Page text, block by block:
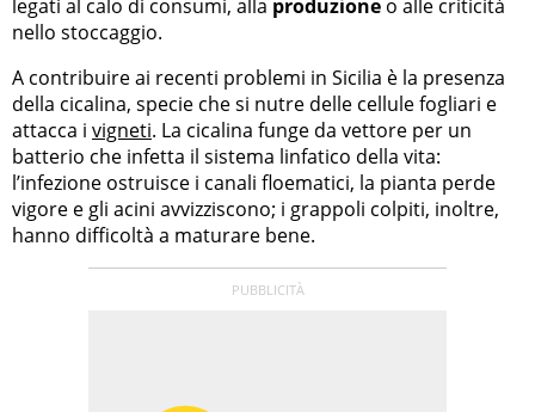
legati al calo di consumi, alla produzione o alle criticità
nello stoccaggio.
A contribuire ai recenti problemi in Sicilia è la presenza
della cicalina, specie che si nutre delle cellule fogliari e
attacca i vigneti. La cicalina funge da vettore per un
batterio che infetta il sistema linfatico della vita:
l’infezione ostruisce i canali floematici, la pianta perde
vigore e gli acini avvizziscono; i grappoli colpiti, inoltre,
hanno difficoltà a maturare bene.